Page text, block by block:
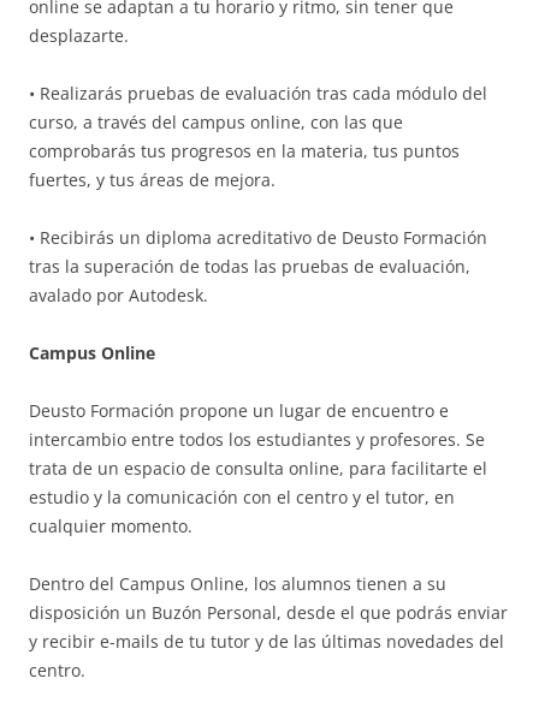
online se adaptan a tu horario y ritmo, sin tener que
desplazarte.
• Realizarás pruebas de evaluación tras cada módulo del
curso, a través del campus online, con las que
comprobarás tus progresos en la materia, tus puntos
fuertes, y tus áreas de mejora.
• Recibirás un diploma acreditativo de Deusto Formación
tras la superación de todas las pruebas de evaluación,
avalado por Autodesk.
Campus Online
Deusto Formación propone un lugar de encuentro e
intercambio entre todos los estudiantes y profesores. Se
trata de un espacio de consulta online, para facilitarte el
estudio y la comunicación con el centro y el tutor, en
cualquier momento.
Dentro del Campus Online, los alumnos tienen a su
disposición un Buzón Personal, desde el que podrás enviar
y recibir e-mails de tu tutor y de las últimas novedades del
centro.